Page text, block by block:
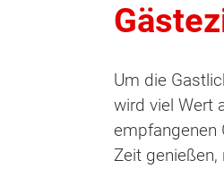
Um die
wird viel Wert
empfangenen
Zeit